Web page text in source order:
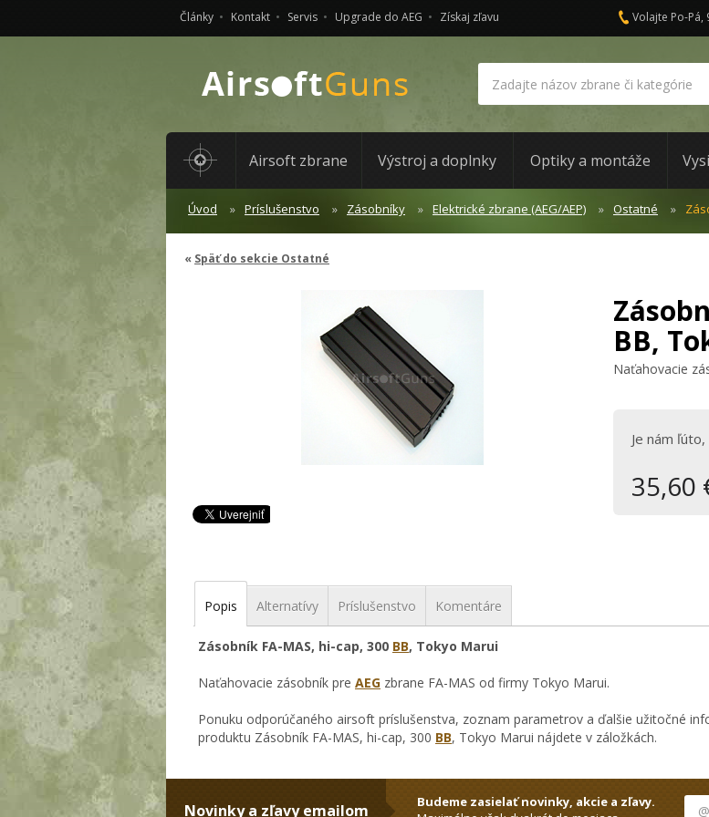
Články Kontakt Servis Upgrade do AEG Získaj zľavu Volajte Po-Pá,
Airsoft zbrane Výstroj a doplnky Optiky a montáže
Úvod Príslušenstvo Zásobníky Elektrické zbrane (AEG/AEP) Ostatné
Späť do sekcie Ostatné
BB,
Naťahovacie
Je nám
35,60
Popis Alternatívy Príslušenstvo Komentáre
Zásobník FA-MAS, hi-cap, 300 BB, Tokyo Marui
Naťahovacie zásobník pre AEG zbrane FA-MAS od firmy Tokyo Marui.
Ponuku odporúčaného airsoft príslušenstva, zoznam parametrov a ďalšie užitočné
produktu Zásobník FA-MAS, hi-cap, 300 BB, Tokyo Marui nájdete v záložkách.
Novinky a zľavy emailom
Budeme zasielať novinky, akcie a zľavy.